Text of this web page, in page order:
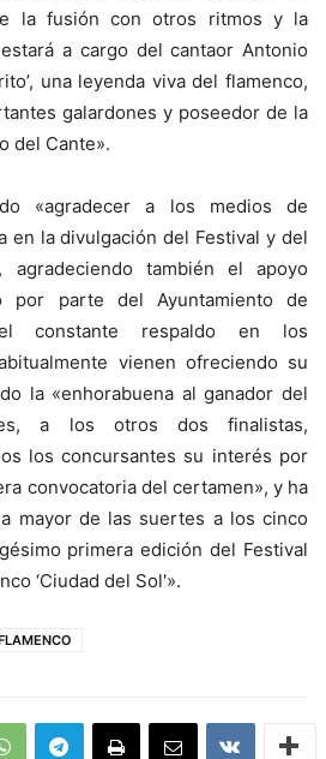
la fusión con otros ritmos y la
a cargo del cantaor Antonio
una leyenda viva del flamenco,
galardones y poseedor de la
del Cante».
«agradecer a los medios de
en la divulgación del Festival y del
agradeciendo también el apoyo
por parte del Ayuntamiento de
constante respaldo en los
vienen ofreciendo su
la «enhorabuena al ganador del
a los otros dos finalistas,
los concursantes su interés por
convocatoria del certamen», y ha
mayor de las suertes a los cinco
primera edición del Festival
‘Ciudad del Sol'».